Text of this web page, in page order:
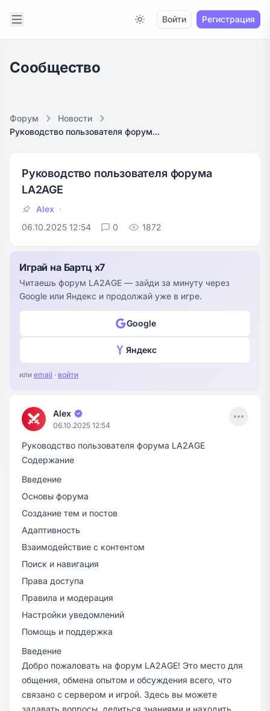
Open sidebar
Switch to light / dark version
Войти Регистрация
Сообщество
Форум
Новости
Руководство пользователя форум...
Руководство пользователя форума
LA2AGE
Alex
06.10.2025 12:54
0 1872
Играй на Бартц x7
Читаешь форум LA2AGE — зайди за минуту через
Google или Яндекс и продолжай уже в игре.
Google
Яндекс
или email · войти
Alex
06.10.2025 12:54
Menu
Руководство пользователя форума LA2AGE
Содержание
Введение
Основы форума
Создание тем и постов
Адаптивность
Взаимодействие с контентом
Поиск и навигация
Права доступа
Правила и модерация
Настройки уведомлений
Помощь и поддержка
Введение
Добро пожаловать на форум LA2AGE! Это место для
общения, обмена опытом и обсуждения всего, что
связано с сервером и игрой. Здесь вы можете
задавать вопросы, делиться знаниями и находить